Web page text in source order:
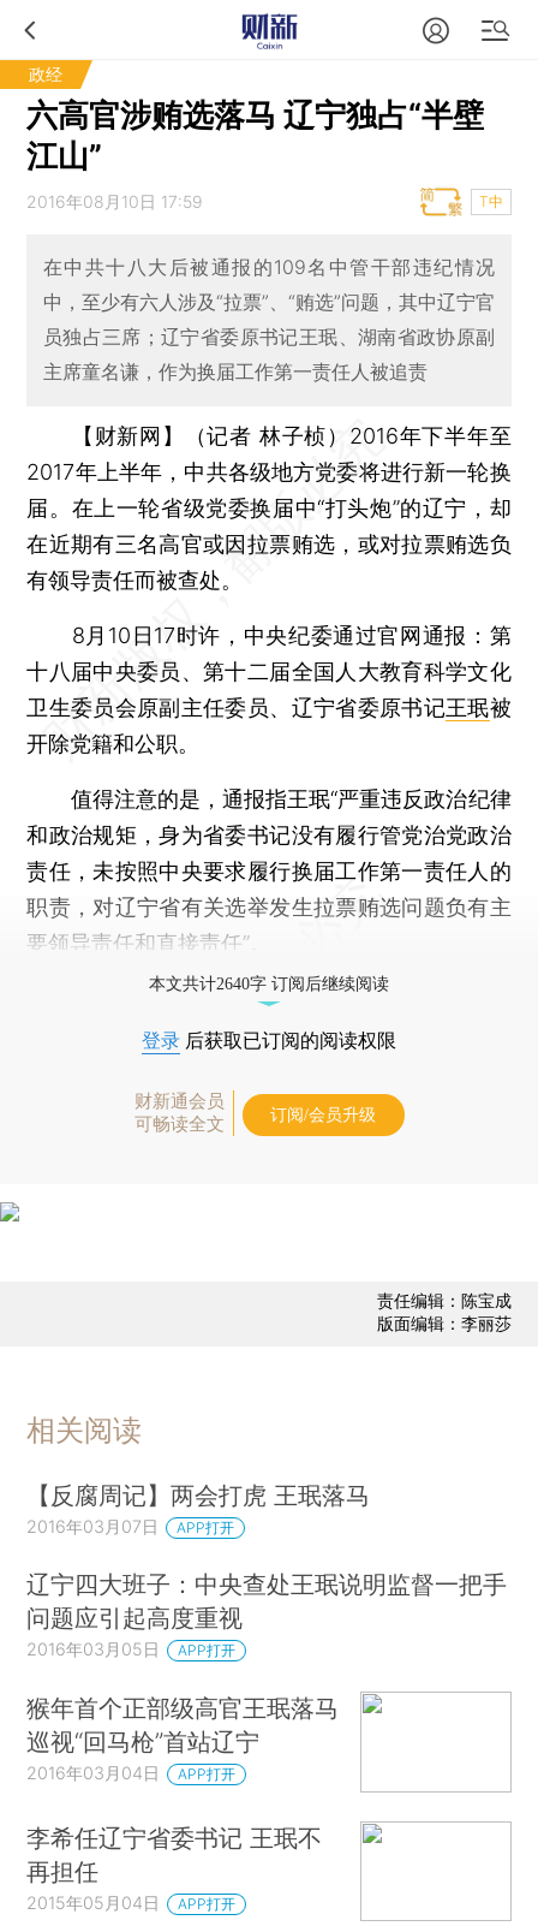
政经
六高官涉贿选落马 辽宁独占“半壁
江山”
2016年08月10日 17:59 T中
在中共十八大后被通报的109名中管干部违纪情况
中，至少有六人涉及“拉票”、“贿选”问题，其中辽宁官
员独占三席；辽宁省委原书记王珉、湖南省政协原副
主席童名谦，作为换届工作第一责任人被追责
【财新网】（记者 林子桢） 2016年下半年至
2017年上半年，中共各级地方党委将进行新一轮换
届。在上一轮省级党委换届中“打头炮”的辽宁，却
在近期有三名高官或因拉票贿选，或对拉票贿选负
有领导责任而被查处。
8月10日17时许，中央纪委通过官网通报：第
十八届中央委员、第十二届全国人大教育科学文化
卫生委员会原副主任委员、辽宁省委原书记王珉被
开除党籍和公职。
值得注意的是，通报指王珉“严重违反政治纪律
和政治规矩，身为省委书记没有履行管党治党政治
责任，未按照中央要求履行换届工作第一责任人的
职责，对辽宁省有关选举发生拉票贿选问题负有主
要领导责任和直接责任”。
本文共计2640字 订阅后继续阅读
登录 后获取已订阅的阅读权限
财新通会员
可畅读全文
订阅/会员升级
责任编辑：陈宝成
版面编辑：李丽莎
相关阅读
【反腐周记】两会打虎 王珉落马
2016年03月07日 APP打开
辽宁四大班子：中央查处王珉说明监督一把手
问题应引起高度重视
2016年03月05日 APP打开
猴年首个正部级高官王珉落马
巡视“回马枪”首站辽宁
2016年03月04日 APP打开
李希任辽宁省委书记 王珉不
再担任
2015年05月04日 APP打开